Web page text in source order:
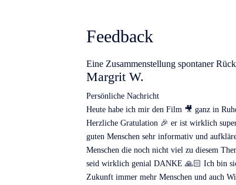
Feedback
Eine Zusammenstellung spontaner
Margrit W.
Persönliche Nachricht
Heute habe ich mir den Film 🎥 ganz in
Herzliche Gratulation 🎉 er ist wirklich
guten Menschen sehr informativ und
Menschen die noch nicht viel zu diesem
seid wirklich genial DANKE 🙏🏻 Ich bin
Zukunft immer mehr Menschen und auch